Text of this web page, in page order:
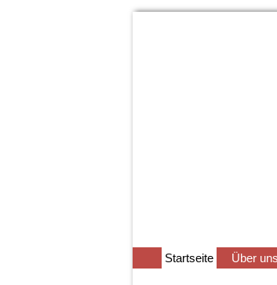
Navigation
überspringen
Startseite Über uns